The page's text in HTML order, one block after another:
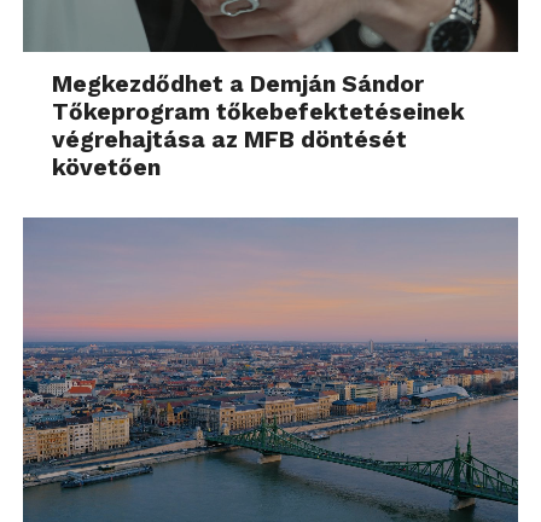
Megkezdődhet a Demján Sándor
Tőkeprogram tőkebefektetéseinek
végrehajtása az MFB döntését
követően